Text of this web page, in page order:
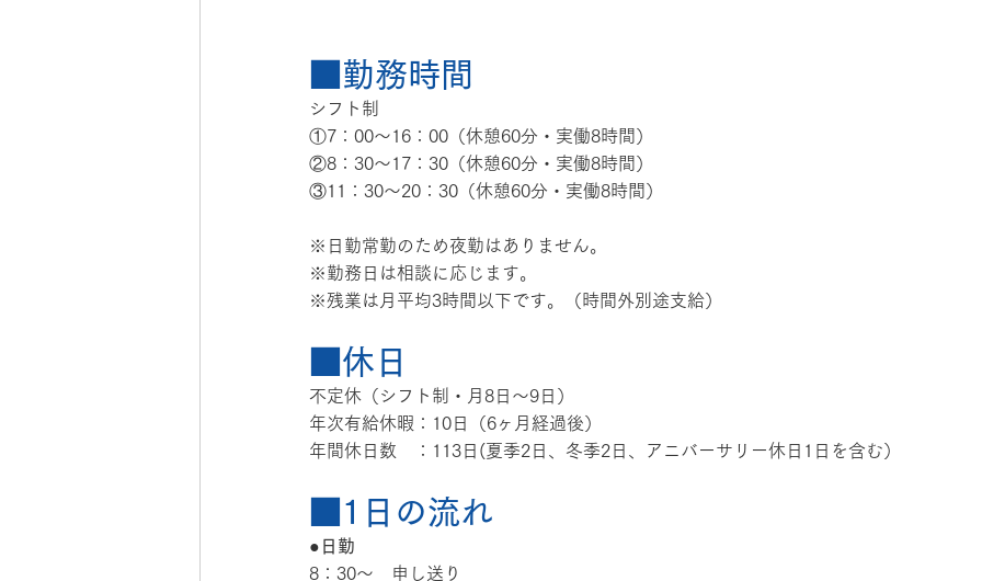
■勤務時間
シフト制
①7：00〜16：00（休憩60分・実働8時間）
②8：30〜17：30（休憩60分・実働8時間）
③11：30～20：30（休憩60分・実働8時間）
※日勤常勤のため夜勤はありません。
※勤務日は相談に応じます。
※残業は月平均3時間以下です。（時間外別途支給）
■休日
不定休（シフト制・月8日〜9日）
年次有給休暇：10日（6ヶ月経過後）
年間休日数　：113日(夏季2日、冬季2日、アニバーサリー休日1日を含む）
■1日の流れ
●日勤
8：30～　申し送り